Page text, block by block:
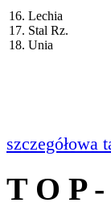
16. Lechia
17. Stal Rz.
18. Unia
szczegółowa
T O P